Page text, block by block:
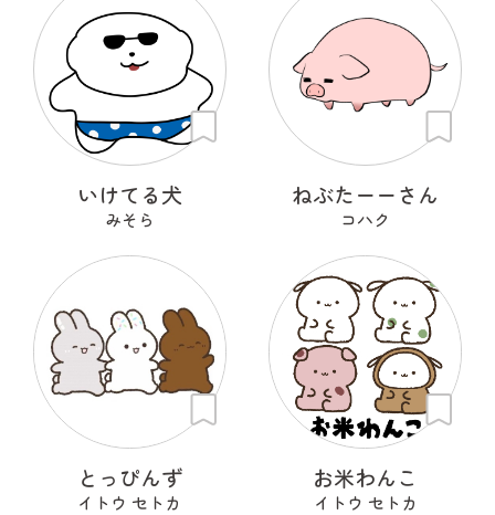
いけてる犬
みそら
ねぶたーーさん
コハク
とっぴんず
イトウ セトカ
お米わんこ
イトウ セトカ